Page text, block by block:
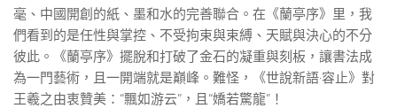
毫、中國開創的紙、墨和水的完善聯合。在《蘭亭序》里，我
們看到的是任性與掌控、不受拘束與束縛、天賦與決心的不分
彼此。《蘭亭序》擺脫和打破了金石的凝重與刻板，讓書法成
為一門藝術，且一開端就是巔峰。難怪，《世說新語·容止》對
王羲之由衷贊美：“飄如游云”，且“嬌若驚龍”！